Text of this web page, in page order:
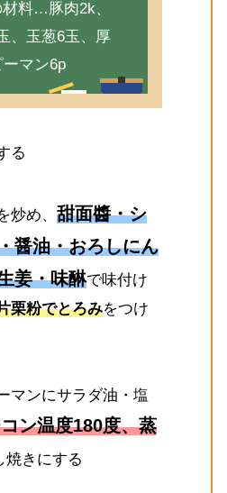
料…豚肉2k、
、玉葱6玉、厚
マン6p
る
炒め、甜面醬・シ
醤油・おろしにん
姜・味醂で味付け
栗粉でとろみをつけ
マンにサラダ油・塩
ン温度180度、蒸
焼きにする